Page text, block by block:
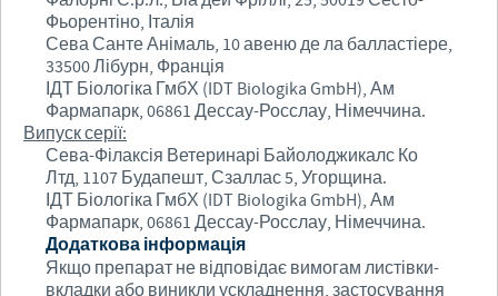
Фьорентіно, Італія
Сева Санте Анімаль, 10 авеню де ла балластіере,
33500 Лібурн, Франція
ІДТ Біологіка ГмбХ (IDT Biologika GmbH), Ам
Фармапарк, 06861 Дессау-Росслау, Німеччина.
Випуск серії:
Сева-Філаксія Ветеринарі Байолоджикалс Ко
Лтд, 1107 Будапешт, Сзаллас 5, Угорщина.
ІДТ Біологіка ГмбХ (IDT Biologika GmbH), Ам
Фармапарк, 06861 Дессау-Росслау, Німеччина.
Додаткова інформація
Якщо препарат не відповідає вимогам листівки-
вкладки або виникли ускладнення, застосування